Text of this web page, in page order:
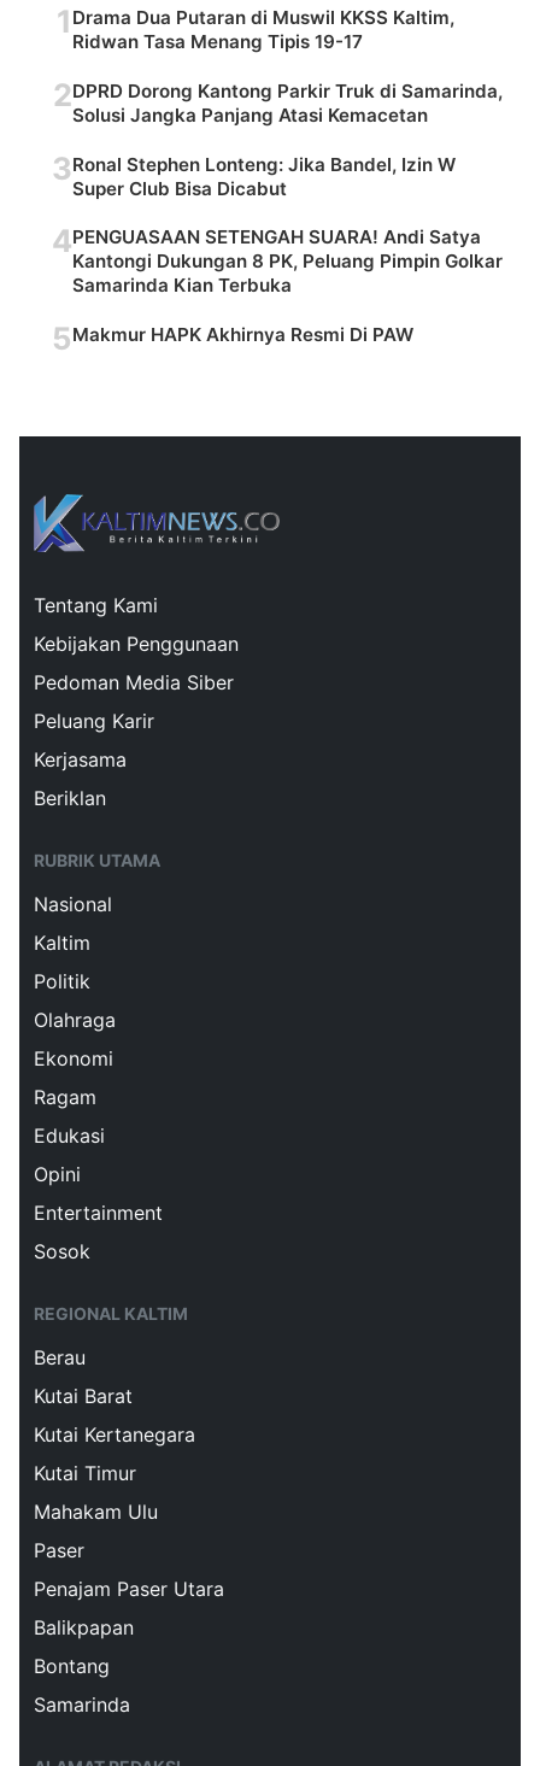
1 Drama Dua Putaran di Muswil KKSS Kaltim,
Ridwan Tasa Menang Tipis 19-17
2DPRD Dorong Kantong Parkir Truk di Samarinda,
Solusi Jangka Panjang Atasi Kemacetan
3Ronal Stephen Lonteng: Jika Bandel, Izin W
Super Club Bisa Dicabut
4PENGUASAAN SETENGAH SUARA! Andi Satya
Kantongi Dukungan 8 PK, Peluang Pimpin Golkar
Samarinda Kian Terbuka
5Makmur HAPK Akhirnya Resmi Di PAW
Tentang Kami
Kebijakan Penggunaan
Pedoman Media Siber
Peluang Karir
Kerjasama
Beriklan
RUBRIK UTAMA
Nasional
Kaltim
Politik
Olahraga
Ekonomi
Ragam
Edukasi
Opini
Entertainment
Sosok
REGIONAL KALTIM
Berau
Kutai Barat
Kutai Kertanegara
Kutai Timur
Mahakam Ulu
Paser
Penajam Paser Utara
Balikpapan
Bontang
Samarinda